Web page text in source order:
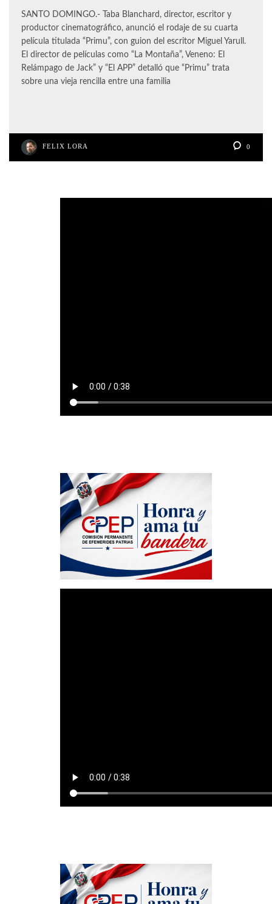
SANTO DOMINGO.- Taba Blanchard, director, escritor y
productor cinematográfico, anunció el rodaje de su cuarta
película titulada “Primu”, con guion del escritor Miguel Yarull.
El director de películas como “La Montaña”, Veneno: El
Relámpago de Jack” y “El APP” detalló que “Primu” trata
sobre una vieja rencilla entre una familia
FELIX LORA 0